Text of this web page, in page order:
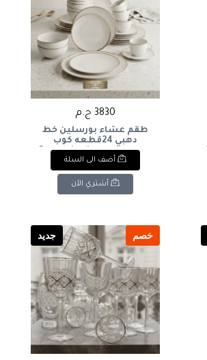
3830 ج.م
طقم عشاء بورسلين خط
دهبي 24قطعه كوب
كريميPorcelain dinner set
with gold trim, 24 pieces,
cream-colored cup
أضف الى السلة
أشتري الآن
خصم جديد